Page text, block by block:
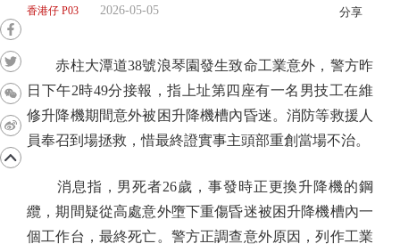
香港仔 P03 2026-05-05 分享
赤柱大潭道38號浪琴園發生致命工業意外，警方昨
日下午2時49分接報，指上址第四座有一名男技工在維
修升降機期間意外被困升降機槽內昏迷。消防等救援人
員奉召到場拯救，惜最終證實事主頭部重創當場不治。
消息指，男死者26歲，事發時正更換升降機的鋼
纜，期間疑從高處意外墮下重傷昏迷被困升降機槽內一
個工作台，最終死亡。警方正調查意外原因，列作工業